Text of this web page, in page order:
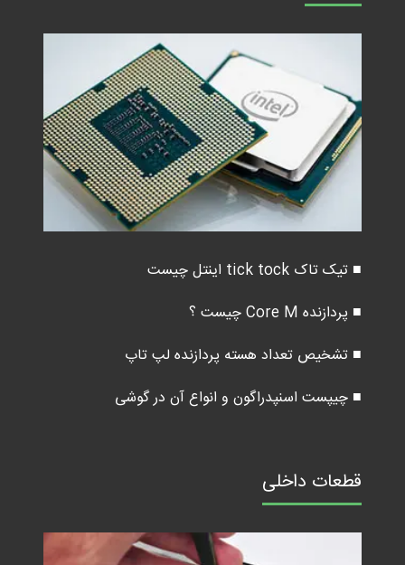
■ تیک تاک tick tock اینتل چیست
■ پردازنده Core M چیست ؟
■ تشخیص تعداد هسته پردازنده لپ تاپ
■ چیپست اسنپدراگون و انواع آن در گوشی
قطعات داخلی